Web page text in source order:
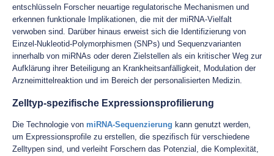
entschlüsseln Forscher neuartige regulatorische Mechanismen und
erkennen funktionale Implikationen, die mit der miRNA-Vielfalt
verwoben sind. Darüber hinaus erweist sich die Identifizierung von
Einzel-Nukleotid-Polymorphismen (SNPs) und Sequenzvarianten
innerhalb von miRNAs oder deren Zielstellen als ein kritischer Weg zur
Aufklärung ihrer Beteiligung an Krankheitsanfälligkeit, Modulation der
Arzneimittelreaktion und im Bereich der personalisierten Medizin.
Zelltyp-spezifische Expressionsprofilierung
Die Technologie von miRNA-Sequenzierung kann genutzt werden,
um Expressionsprofile zu erstellen, die spezifisch für verschiedene
Zelltypen sind, und verleiht Forschern das Potenzial, die Komplexität,